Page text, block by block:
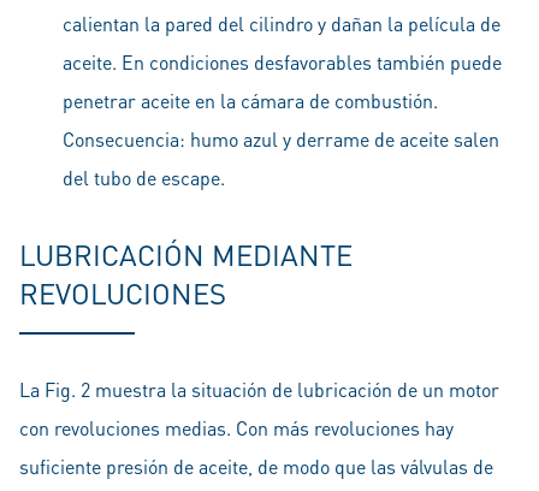
calientan la pared del cilindro y dañan la película de
aceite. En condiciones desfavorables también puede
penetrar aceite en la cámara de combustión.
Consecuencia: humo azul y derrame de aceite salen
del tubo de escape.
LUBRICACIÓN MEDIANTE
REVOLUCIONES
La Fig. 2 muestra la situación de lubricación de un motor
con revoluciones medias. Con más revoluciones hay
suficiente presión de aceite, de modo que las válvulas de